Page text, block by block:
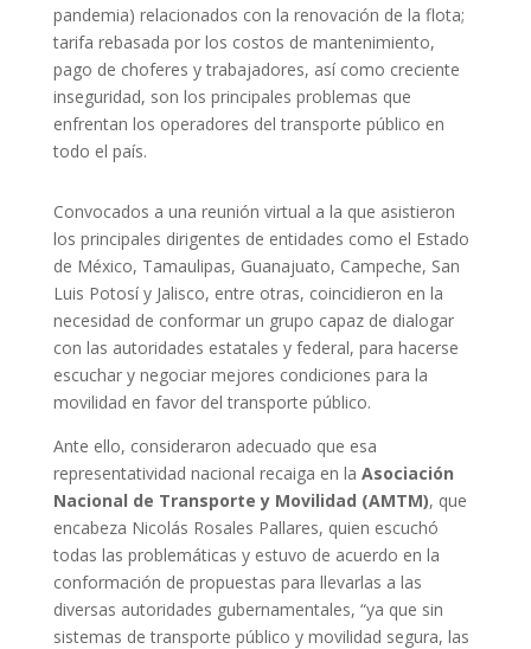
pandemia) relacionados con la renovación de la flota;
tarifa rebasada por los costos de mantenimiento,
pago de choferes y trabajadores, así como creciente
inseguridad, son los principales problemas que
enfrentan los operadores del transporte público en
todo el país.
Convocados a una reunión virtual a la que asistieron
los principales dirigentes de entidades como el Estado
de México, Tamaulipas, Guanajuato, Campeche, San
Luis Potosí y Jalisco, entre otras, coincidieron en la
necesidad de conformar un grupo capaz de dialogar
con las autoridades estatales y federal, para hacerse
escuchar y negociar mejores condiciones para la
movilidad en favor del transporte público.
Ante ello, consideraron adecuado que esa
representatividad nacional recaiga en la Asociación
Nacional de Transporte y Movilidad (AMTM), que
encabeza Nicolás Rosales Pallares, quien escuchó
todas las problemáticas y estuvo de acuerdo en la
conformación de propuestas para llevarlas a las
diversas autoridades gubernamentales, “ya que sin
sistemas de transporte público y movilidad segura, las